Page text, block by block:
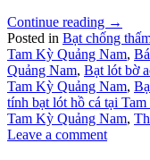
Continue reading →
Posted in Bạt chống
Tam Kỳ Quảng Nam,
Quảng Nam, Bạt lót bờ
Tam Kỳ Quảng Nam,
tính bạt lót hồ cá tại
Tam Kỳ Quảng Nam,
Leave a comment